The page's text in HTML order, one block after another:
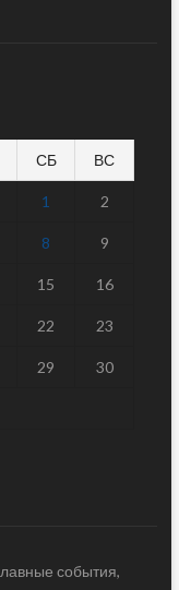
СБ ВС
1 2
8 9
15 16
22 23
29 30
события,